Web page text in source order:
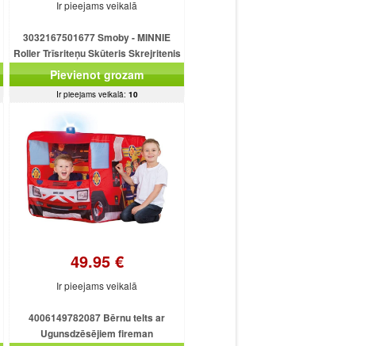
Ir pieejams veikalā
3032167501677 Smoby - MINNIE
Roller Trīsriteņu Skūteris Skrejritenis
(Ir Uz Vietas)
Pievienot grozam
Ir pieejams veikalā: 10
49.95 €
Ir pieejams veikalā
4006149782087 Bērnu telts ar
Ugunsdzēsējiem fireman